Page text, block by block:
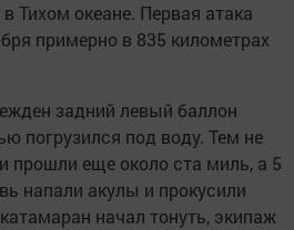
Тихом океане. Первая атака
примерно в 835 километрах
задний левый баллон
погрузился под воду. Тем не
прошли еще около ста миль, а 5
напали акулы и прокусили
начал тонуть, экипаж